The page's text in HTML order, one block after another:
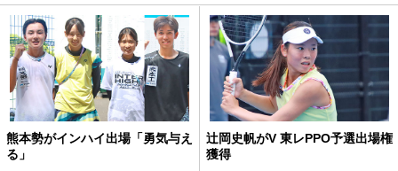
熊本勢がインハイ出場「勇気与え
る」
辻岡史帆がV 東レPPO予選出場権
獲得